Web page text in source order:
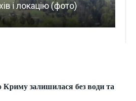
зникло світло
Криму залишилася без води та